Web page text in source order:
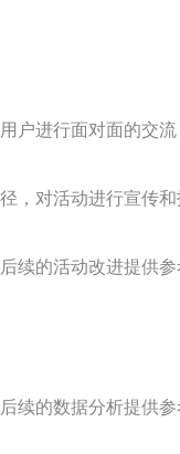
进行面对面的交流
对活动进行宣传和
续的活动改进提供参
续的数据分析提供参